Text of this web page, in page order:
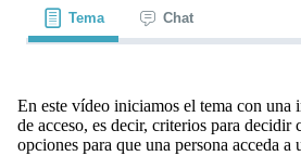
Tema Chat
En este vídeo iniciamos el tema con una
de acceso, es decir, criterios para decidir
opciones para que una persona acceda